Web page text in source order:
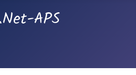
APS